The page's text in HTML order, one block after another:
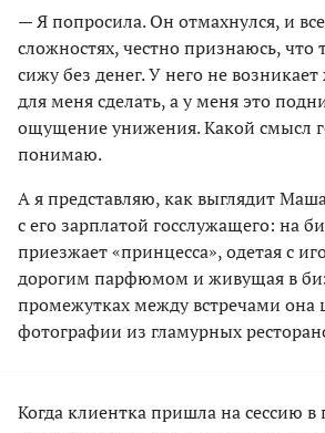
— Я попросила. Он отмахнулся, и
сложностях, честно признаюсь, что
сижу без денег. У него не
для меня сделать, а у меня это
ощущение унижения. Какой смысл
понимаю.
А я представляю, как выглядит
с его зарплатой госслужащего: на
приезжает «принцесса», одетая с
дорогим парфюмом и живущая в
промежутках между встречами она
фотографии из гламурных
Когда клиентка пришла на сессию в